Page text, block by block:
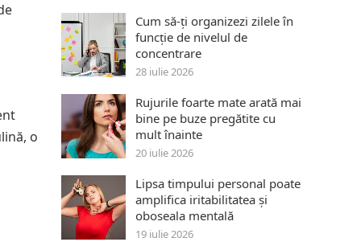
o
Cum să-ți organizezi zilele în
funcție de nivelul de
concentrare
28 iulie 2026
Rujurile foarte mate arată mai
bine pe buze pregătite cu
mult înainte
20 iulie 2026
Lipsa timpului personal poate
amplifica iritabilitatea și
oboseala mentală
19 iulie 2026